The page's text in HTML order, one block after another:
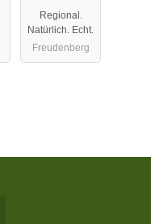
Regional.
Natürlich. Echt.
Freudenberg